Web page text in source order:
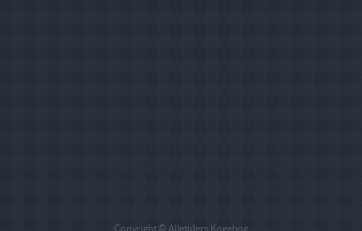
Copyright © Alletiders Kogebog